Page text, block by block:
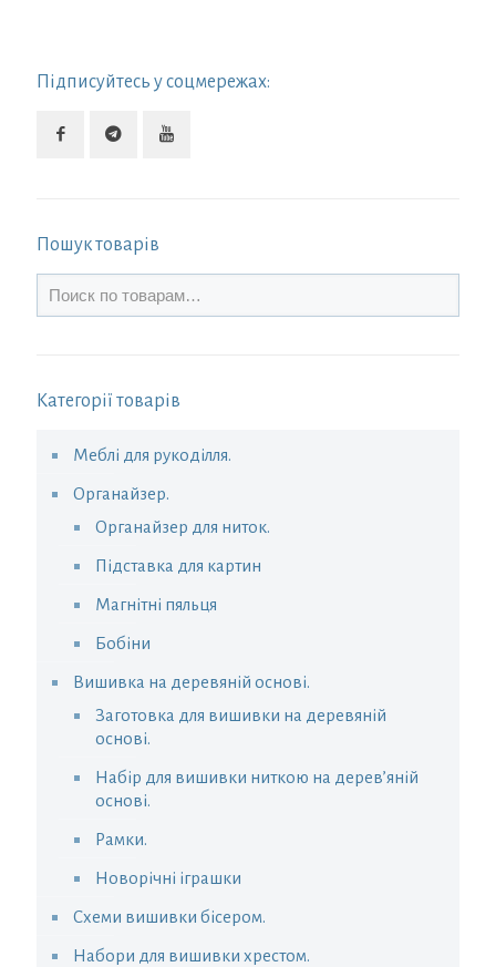
Підписуйтесь у соцмережах:
Пошук товарів
Категорії товарів
Меблі для рукоділля.
Органайзер.
Органайзер для ниток.
Підставка для картин
Магнітні пяльця
Бобіни
Вишивка на деревяній основі.
Заготовка для вишивки на деревяній
основі.
Набір для вишивки ниткою на дерев’яній
основі.
Рамки.
Новорічні іграшки
Схеми вишивки бісером.
Набори для вишивки хрестом.